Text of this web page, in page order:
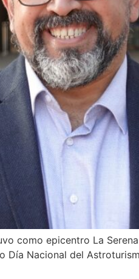
como epicentro La
Nacional del